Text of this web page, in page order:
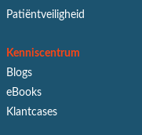
Patiëntveiligheid
Kenniscentrum
Blogs
eBooks
Klantcases